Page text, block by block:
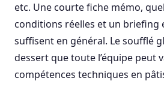
etc. Une courte fiche mémo,
conditions réelles et un briefing
suffisent en général. Le soufflé
dessert que toute l’équipe peut
compétences techniques en